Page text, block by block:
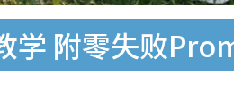
学 附零失败